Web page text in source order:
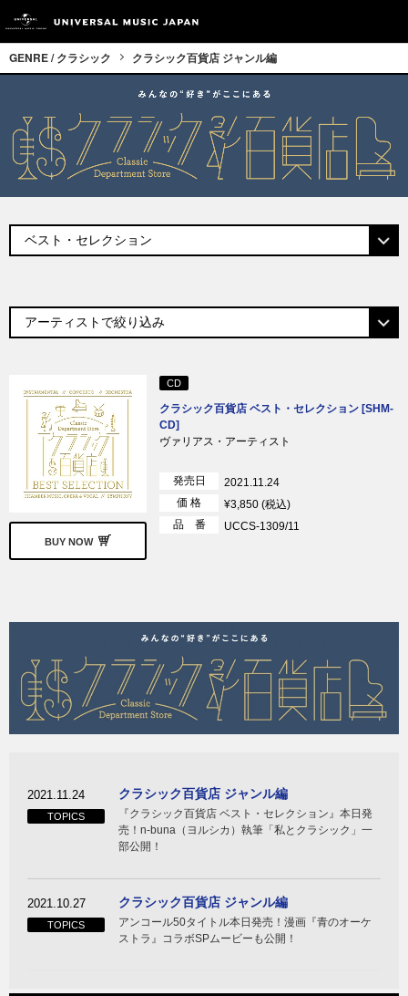
GENRE / クラシック クラシック百貨店 ジャンル編
BUY NOW
CD
クラシック百貨店 ベスト・セレクション [SHM-
CD]
ヴァリアス・アーティスト
発売日
2021.11.24
価 格
¥3,850 (税込)
品 番
UCCS-1309/11
2021.11.24
TOPICS
クラシック百貨店 ジャンル編
『クラシック百貨店 ベスト・セレクション』本日発
売！n-buna（ヨルシカ）執筆「私とクラシック」一
部公開！
2021.10.27
TOPICS
クラシック百貨店 ジャンル編
アンコール50タイトル本日発売！漫画『青のオーケ
ストラ』コラボSPムービーも公開！